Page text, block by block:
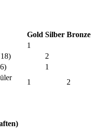
Gold Silber Bronze
1
2
1
1 2